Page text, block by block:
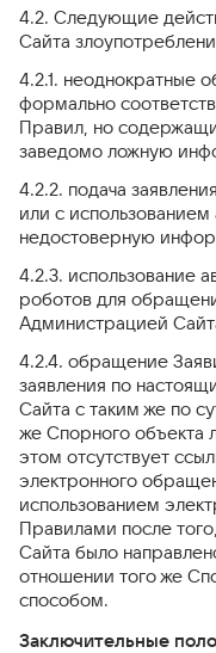
4.2. Следующие
Сайта
4.2.1. неоднократные
формально
Правил, но
заведомо ложную
4.2.2. подача
или с
недостоверную
4.2.3. использование
роботов для
Администрацией
4.2.4. обращение
заявления по
Сайта с таким же по
же Спорного
этом отсутствует
электронного
использованием
Правилами после
Сайта было
отношении того же
способом.
Заключительные